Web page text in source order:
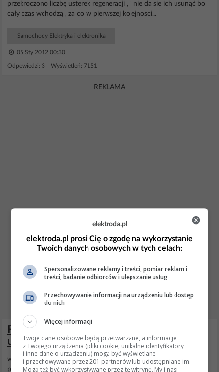
przekroczono liczbę usterek regeneracji , i nie da sie ich usunąć bo
cały czas wchodzą , za co w pierwszej kolejnosci...
Samochody Elektryka i elektronika
05 Sty 2012 00:30
Odpowiedzi: 3 Wyświetleń: 7151
REKLAMA
Renault Master 3.0 - nisie ćiśnienie w
układzie paliwowym CHECK ENGINE
witam mamy mastera 3.0 i problem z niskim cisnieniem w układzie
paliwowym, na tablicy świeci sie check engine auto jedzie ale w
elektroda.pl
elektroda.pl prosi Cię o zgodę na wykorzystanie
Twoich danych osobowych w tych celach:
Spersonalizowane reklamy i treści, pomiar reklam i
treści, badanie odbiorców i ulepszanie usług
Przechowywanie informacji na urządzeniu lub dostęp
do nich
Więcej informacji
Twoje dane osobowe będą przetwarzane, a informacje
z Twojego urządzenia (pliki cookie, unikalne identyfikatory
i inne dane o urządzeniu) mogą być wyświetlane
i przechowywane przez 201 partnerów lub udostępniane im.
Mogą też być wykorzystywane przez tę witrynę. My i nasi